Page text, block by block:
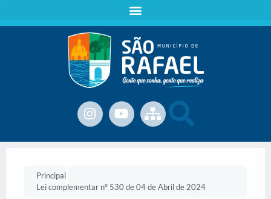
Principal
Lei complementar nº 530 de 04 de Abril de 2024